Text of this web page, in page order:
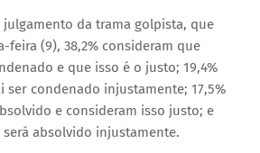
da trama golpista, que
feira (9), 38,2% consideram que
e que isso é o justo; 19,4%
ser condenado injustamente; 17,5%
e consideram isso justo; e
será absolvido injustamente.